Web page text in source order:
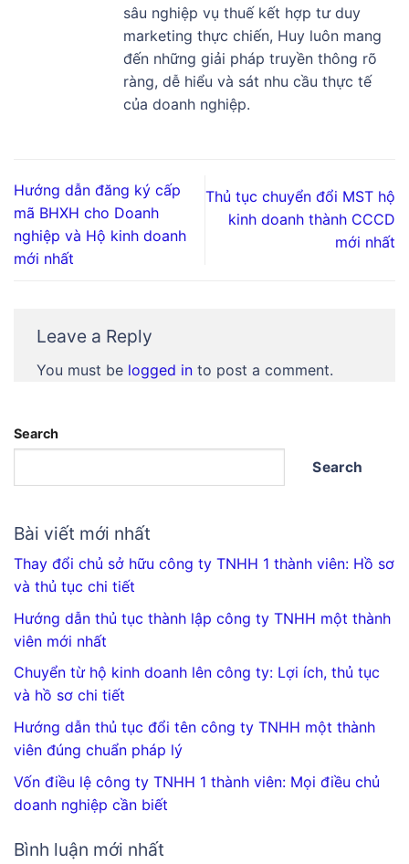
sâu nghiệp vụ thuế kết hợp tư duy
marketing thực chiến, Huy luôn mang
đến những giải pháp truyền thông rõ
ràng, dễ hiểu và sát nhu cầu thực tế
của doanh nghiệp.
Hướng dẫn đăng ký cấp
mã BHXH cho Doanh
nghiệp và Hộ kinh doanh
mới nhất
Thủ tục chuyển đổi MST hộ
kinh doanh thành CCCD
mới nhất
Leave a Reply
You must be logged in to post a comment.
Search
Search
Bài viết mới nhất
Thay đổi chủ sở hữu công ty TNHH 1 thành viên: Hồ sơ
và thủ tục chi tiết
Hướng dẫn thủ tục thành lập công ty TNHH một thành
viên mới nhất
Chuyển từ hộ kinh doanh lên công ty: Lợi ích, thủ tục
và hồ sơ chi tiết
Hướng dẫn thủ tục đổi tên công ty TNHH một thành
viên đúng chuẩn pháp lý
Vốn điều lệ công ty TNHH 1 thành viên: Mọi điều chủ
doanh nghiệp cần biết
Bình luận mới nhất